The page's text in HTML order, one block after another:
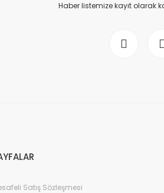
Haber listemize kayıt
Satış Sözleşmesi